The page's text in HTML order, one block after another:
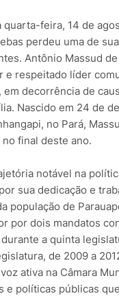
quarta-feira, 14 de
perdeu uma de
Antônio Massud de
e respeitado líder
decorrência de
Nascido em 24 de
no Pará,
final deste ano.
notável na
sua dedicação e
população de
por dois mandatos
a quinta
de 2009 a
ativa na Câmara
e políticas públicas